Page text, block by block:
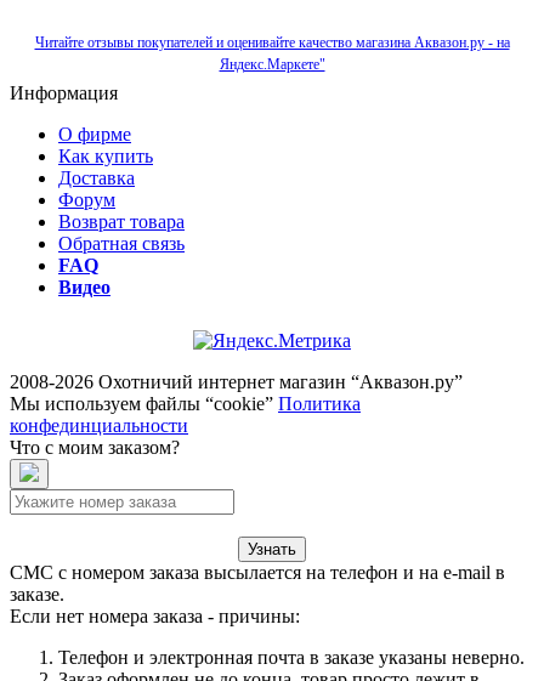
Читайте отзывы покупателей и оценивайте качество магазина Аквазон.ру - на
Яндекс.Маркете"
Информация
О фирме
Как купить
Доставка
Форум
Возврат товара
Обратная связь
FAQ
Видео
2008-2026 Охотничий интернет магазин “Аквазон.ру”
Мы используем файлы “cookie” Политика
конфединциальности
Что с моим заказом?
Узнать
СМС с номером заказа высылается на телефон и на e-mail в
заказе.
Если нет номера заказа - причины:
Телефон и электронная почта в заказе указаны неверно.